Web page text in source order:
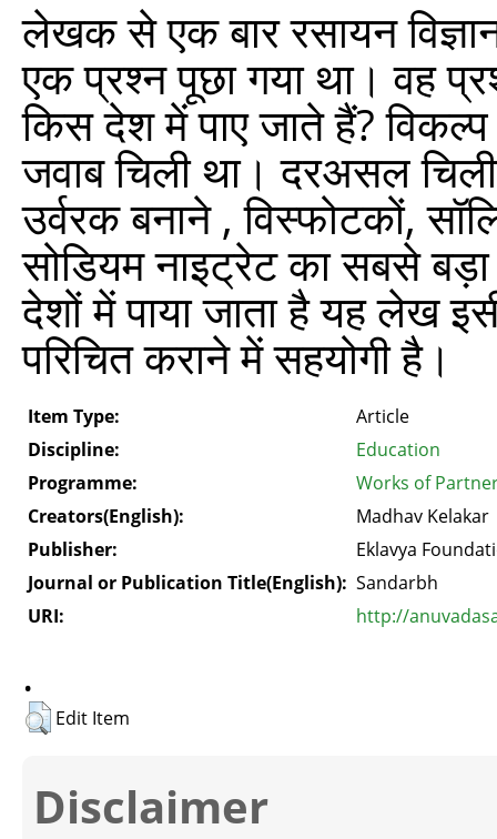
लेखक से एक बार रसायन
एक प्रश्‍न पूछा गया था। वह
किस देश में पाए जाते हैं?
जवाब चिली था। दरअसल
उर्वरक बनाने , विस्फोटकों,
सोडियम नाइट्रेट का सबसे
देशों में पाया जाता है यह लेख
परिचित कराने में सहयोगी है।
Item Type:
Article
Discipline:
Education
Programme:
Works of
Creators(English):
Madhav Kelakar
Publisher:
Eklavya
Journal or Publication Title(English): Sandarbh
URI:
http://
.
Edit Item
Disclaimer